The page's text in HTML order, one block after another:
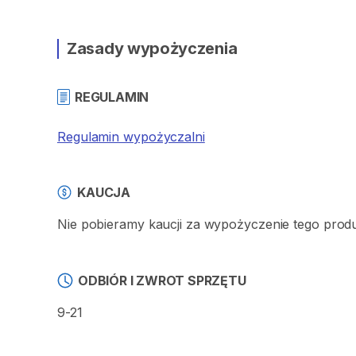
Zasady wypożyczenia
REGULAMIN
Regulamin wypożyczalni
KAUCJA
Nie pobieramy kaucji za wypożyczenie tego
ODBIÓR I ZWROT SPRZĘTU